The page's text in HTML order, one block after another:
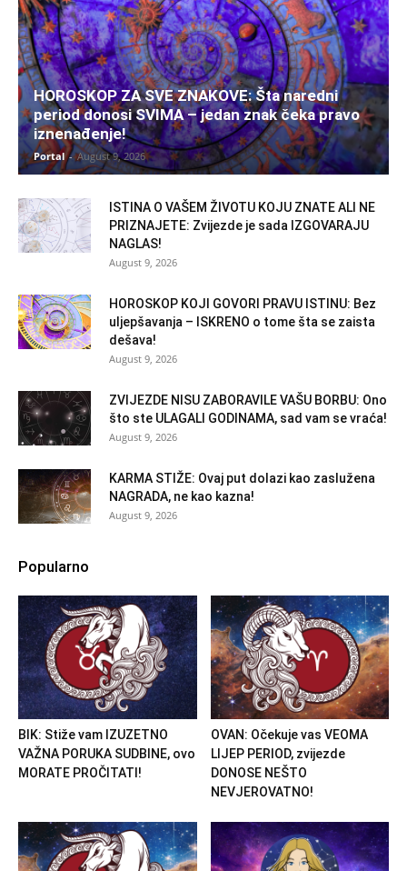
HOROSKOP ZA SVE ZNAKOVE: Šta naredni
period donosi SVIMA – jedan znak čeka pravo
iznenađenje!
Portal - August 9, 2026
ISTINA O VAŠEM ŽIVOTU KOJU ZNATE ALI NE
PRIZNAJETE: Zvijezde je sada IZGOVARAJU
NAGLAS!
August 9, 2026
HOROSKOP KOJI GOVORI PRAVU ISTINU: Bez
uljepšavanja – ISKRENO o tome šta se zaista
dešava!
August 9, 2026
ZVIJEZDE NISU ZABORAVILE VAŠU BORBU: Ono
što ste ULAGALI GODINAMA, sad vam se vraća!
August 9, 2026
KARMA STIŽE: Ovaj put dolazi kao zaslužena
NAGRADA, ne kao kazna!
August 9, 2026
Popularno
BIK: Stiže vam IZUZETNO
VAŽNA PORUKA SUDBINE, ovo
MORATE PROČITATI!
OVAN: Očekuje vas VEOMA
LIJEP PERIOD, zvijezde
DONOSE NEŠTO
NEVJEROVATNO!